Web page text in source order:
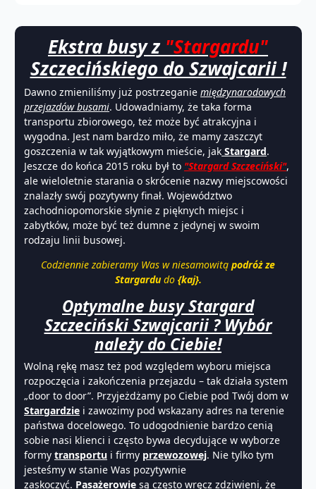
Ekstra busy z "Stargardu"
Szczecińskiego do Szwajcarii !
Dawno zmieniliśmy już postrzeganie międzynarodowych
przejazdów busami. Udowadniamy, że taka forma
transportu zbiorowego, też może być atrakcyjna i
wygodna. Jest nam bardzo miło, że mamy zaszczyt
goszczenia w tak wyjątkowym mieście, jak Stargard.
Jeszcze do końca 2015 roku był to "Stargard Szczeciński",
ale wieloletnie starania o skrócenie nazwy miejscowości
znalazły swój pozytywny finał. Województwo
zachodniopomorskie słynie z pięknych miejsc i
zabytków, może być też dumne z jedynej w swoim
rodzaju linii busowej.
Codziennie zabieramy Was w niesamowitą podróż ze
Stargardudo {kaj}.
Optymalne busy Stargard
Szczeciński Szwajcarii ? Wybór
należy do Ciebie!
Wolną rękę masz też pod względem wyboru miejsca
rozpoczęcia i zakończenia przejazdu – tak działa system
„door to door”. Przyjeżdżamy po Ciebie pod Twój dom w
Stargardzie i zawozimy pod wskazany adres na terenie
państwa docelowego. To udogodnienie bardzo cenią
sobie nasi klienci i często bywa decydujące w wyborze
formy transportu i firmy przewozowej. Nie tylko tym
jesteśmy w stanie Was pozytywnie
zaskoczyć. Pasażerowie są często wręcz zdziwieni, że